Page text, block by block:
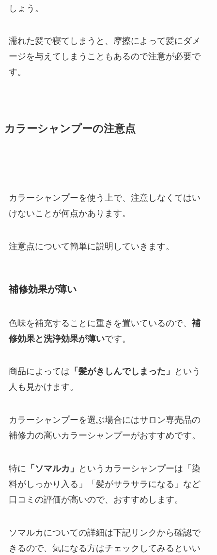
しょう。
濡れた髪で寝てしまうと、摩擦によって髪にダメ
ージを与えてしまうこともあるので注意が必要で
す。
カラーシャンプーの注意点
カラーシャンプーを使う上で、注意しなくてはい
けないことが何点かあります。
注意点について簡単に説明していきます。
補修効果が薄い
色味を補充することに重きを置いているので、 補
修効果と洗浄効果が薄いです。
商品によっては 「髪がきしんでしまった」
という
人も見かけます。
カラーシャンプーを選ぶ場合にはサロン専売品の
補修力の高いカラーシャンプーがおすすめです。
特に 「ソマルカ」
というカラーシャンプーは「染
料がしっかり入る」「髪がサラサラになる」など
口コミの評価が高いので、おすすめします。
ソマルカについての詳細は下記リンクから確認で
きるので、気になる方はチェックしてみるといい